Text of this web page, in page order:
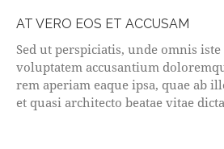
AT VERO EOS ET ACCUSAM
Sed ut perspiciatis, unde omnis
voluptatem accusantium
rem aperiam eaque ipsa, quae ab
et quasi architecto beatae vitae